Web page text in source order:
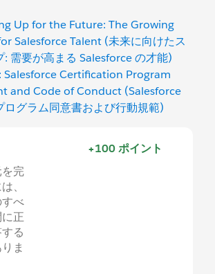
Up for the Future: The Growing
Salesforce Talent (未来に向けたス
: 需要が高まる Salesforce の才能)
: Salesforce Certification Program
and Code of Conduct (Salesforce
ログラム同意書および行動規範)